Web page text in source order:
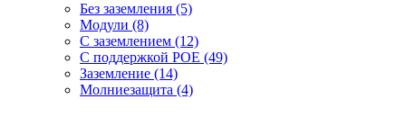
Без заземления (5)
Модули (8)
С заземлением (12)
С поддержкой POE (49)
Заземление (14)
Молниезащита (4)